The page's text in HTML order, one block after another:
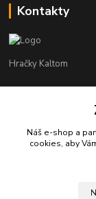
Kontakty
Hračky Kaltom
Náš e-shop a
cookies, aby